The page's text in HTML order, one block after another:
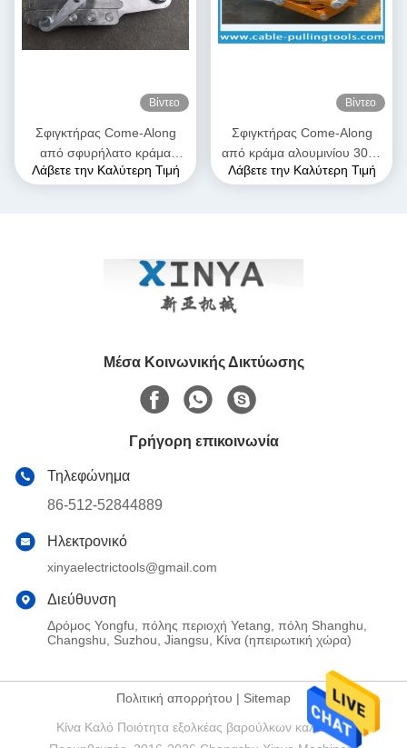
Βίντεο
Σφιγκτήρας Come-Along
από σφυρήλατο κράμα
αλουμινίου υψηλής αντοχής,
Λάβετε την Καλύτερη Τιμή
Βίντεο
Σφιγκτήρας Come-Along
από κράμα αλουμινίου 300–
400 sqmm | Λαβή γραμμής
Λάβετε την Καλύτερη Τιμή
Μέσα Κοινωνικής Δικτύωσης
Γρήγορη επικοινωνία
Τηλεφώνημα
86-512-52844889
Ηλεκτρονικό
xinyaelectrictools@gmail.com
Διεύθυνση
Δρόμος Yongfu, πόλης περιοχή Yetang, πόλη Shanghu,
Changshu, Suzhou, Jiangsu, Κίνα (ηπειρωτική χώρα)
Πολιτική απορρήτου | Sitemap
Κίνα Καλό Ποιότητα εξολκέας βαρούλκων καλωδίων